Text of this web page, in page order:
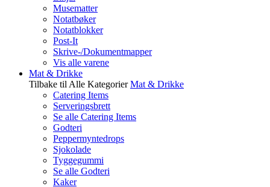
Musematter
Notatbøker
Notatblokker
Post-It
Skrive-/Dokumentmapper
Vis alle varene
Mat & Drikke
Tilbake til Alle Kategorier Mat & Drikke
Catering Items
Serveringsbrett
Se alle Catering Items
Godteri
Peppermyntedrops
Sjokolade
Tyggegummi
Se alle Godteri
Kaker